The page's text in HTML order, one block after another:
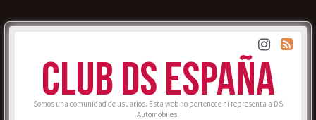
CLUB DS ESPAÑA
Somos una comunidad de usuarios. Esta web no pertenece ni representa a DS
Automobiles.